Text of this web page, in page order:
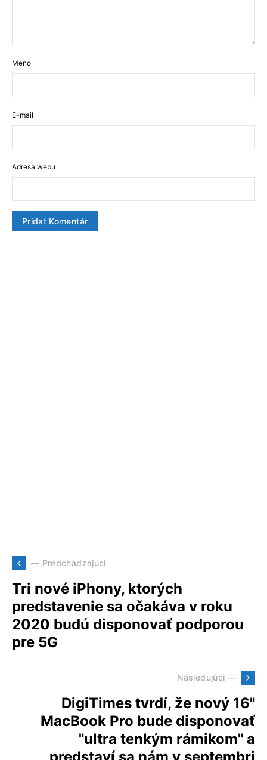
Meno
E-mail
Adresa webu
— Predchádzajúci
Tri nové iPhony, ktorých
predstavenie sa očakáva v roku
2020 budú disponovať podporou
pre 5G
Následujúci —
DigiTimes tvrdí, že nový 16"
MacBook Pro bude disponovať
"ultra tenkým rámikom" a